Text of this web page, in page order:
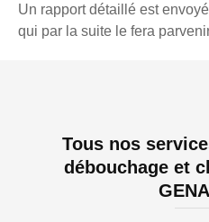
Un rapport détaillé est
qui par la suite le fera
Tous nos
débouchage et